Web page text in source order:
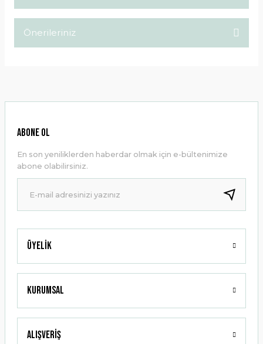
Önerileriniz
Ürün resmi kalitesiz, bozuk veya görüntülenemiyor.
Ürün bilgilerinde hatalar bulunuyor.
Ürün fiyatı diğer sitelerden daha pahalı.
Bu ürüne benzer farklı alternatifler olmalı.
Gönder
Üyelik
Kurumsal
Alışveriş
ABONE OL
En son yeniliklerden haberdar olmak için e-bültenimize
abone olabilirsiniz.